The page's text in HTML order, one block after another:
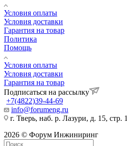
Условия оплаты
Условия доставки
Гарантия на товар
Политика
Помощь
Условия оплаты
Условия доставки
Гарантия на товар
Подписаться на рассылку
+7(4822)39-44-69
info@forumeng.ru
г. Тверь, наб. р. Лазури, д. 15, стр. 1
2026 © Форум Инжиниринг